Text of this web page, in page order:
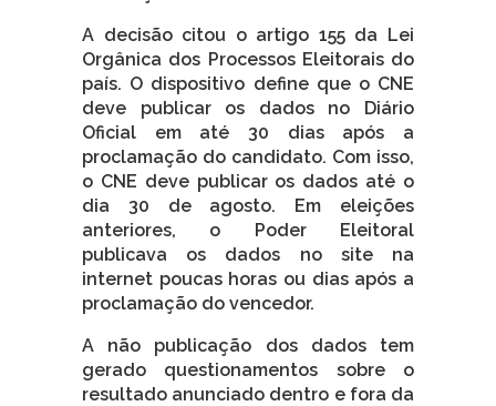
A decisão citou o artigo 155 da Lei
Orgânica dos Processos Eleitorais do
país. O dispositivo define que o CNE
deve publicar os dados no Diário
Oficial em até 30 dias após a
proclamação do candidato. Com isso,
o CNE deve publicar os dados até o
dia 30 de agosto. Em eleições
anteriores, o Poder Eleitoral
publicava os dados no site na
internet poucas horas ou dias após a
proclamação do vencedor.
A não publicação dos dados tem
gerado questionamentos sobre o
resultado anunciado dentro e fora da